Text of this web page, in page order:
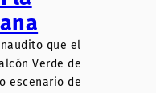
que el
Verde de
escenario de